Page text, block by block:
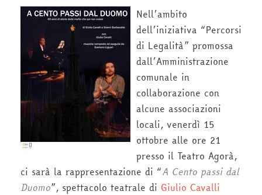
Nell’ambito
dell’iniziativa “Percorsi
di Legalità” promossa
dall’Amministrazione
comunale in
collaborazione con
alcune associazioni
locali, venerdì 15
ottobre alle ore 21
presso il Teatro Agorà,
ci sarà la rappresentazione di “A Cento passi dal
Duomo”, spettacolo teatrale di Giulio Cavalli